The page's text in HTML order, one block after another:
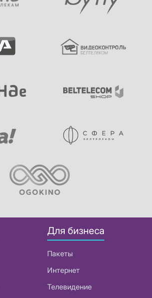
Для бизнеса
Пакеты
Интернет
Телевидение